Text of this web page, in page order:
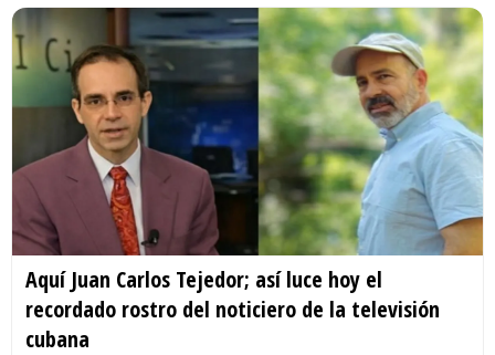
Aquí Juan Carlos Tejedor; así luce hoy el
recordado rostro del noticiero de la televisión
cubana